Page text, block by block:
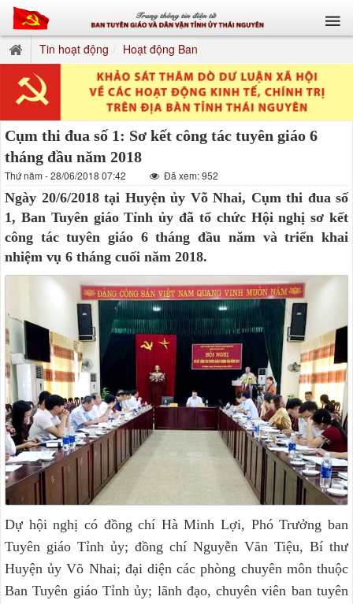
Tin hoạt động Hoạt động Ban
Cụm thi đua số 1: Sơ kết công tác tuyên giáo 6
tháng đầu năm 2018
Thứ năm - 28/06/2018 07:42 Đã xem: 952
Ngày 20/6/2018 tại Huyện ủy Võ Nhai, Cụm thi đua số
1, Ban Tuyên giáo Tỉnh ủy đã tổ chức Hội nghị sơ kết
công tác tuyên giáo 6 tháng đầu năm và triển khai
nhiệm vụ 6 tháng cuối năm 2018.
Dự hội nghị có đồng chí Hà Minh Lợi, Phó Trưởng ban
Tuyên giáo Tỉnh ủy; đồng chí Nguyễn Văn Tiệu, Bí thư
Huyện ủy Võ Nhai; đại diện các phòng chuyên môn thuộc
Ban Tuyên giáo Tỉnh ủy; lãnh đạo, chuyên viên ban tuyên